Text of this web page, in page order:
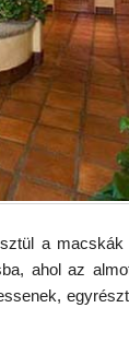
a
ahol az